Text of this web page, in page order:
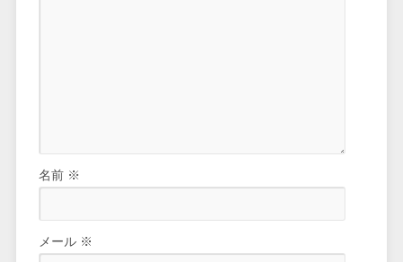
名前 ※
メール ※